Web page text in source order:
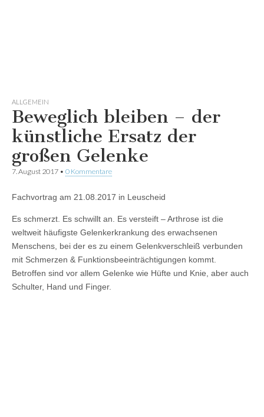
ALLGEMEIN
Beweglich bleiben – der
künstliche Ersatz der
großen Gelenke
7. August 2017 • 0 Kommentare
Fachvortrag am 21.08.2017 in Leuscheid
Es schmerzt. Es schwillt an. Es versteift – Arthrose ist die
weltweit häufigste Gelenkerkrankung des erwachsenen
Menschens, bei der es zu einem Gelenkverschleiß verbunden
mit Schmerzen & Funktionsbeeinträchtigungen kommt.
Betroffen sind vor allem Gelenke wie Hüfte und Knie, aber auch
Schulter, Hand und Finger.